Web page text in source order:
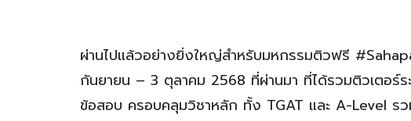
ผ่านไปแล้วอย่างยิ่งใหญ่สำหรับมหกรรมติวฟรี
กันยายน – 3 ตุลาคม 2568 ที่ผ่านมา ที่ได้รวมติวเตอร์ร
ข้อสอบ ครอบคลุมวิชาหลัก ทั้ง TGAT และ A-Level